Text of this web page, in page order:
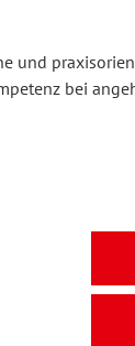
und
bei